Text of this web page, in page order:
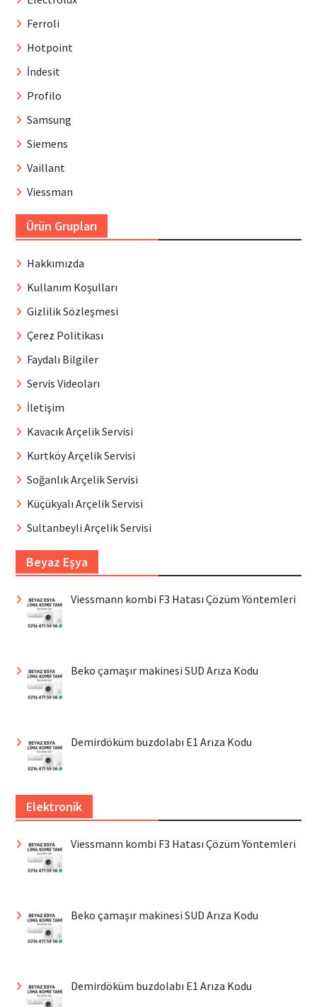
Ferroli
Hotpoint
İndesit
Profilo
Samsung
Siemens
Vaillant
Viessman
Ürün Grupları
Hakkımızda
Kullanım Koşulları
Gizlilik Sözleşmesi
Çerez Politikası
Faydalı Bilgiler
Servis Videoları
İletişim
Kavacık Arçelik Servisi
Kurtköy Arçelik Servisi
Soğanlık Arçelik Servisi
Küçükyalı Arçelik Servisi
Sultanbeyli Arçelik Servisi
Beyaz Eşya
Viessmann kombi F3 Hatası Çözüm Yöntemleri
Beko çamaşır makinesi SUD Arıza Kodu
Demirdöküm buzdolabı E1 Arıza Kodu
Elektronik
Viessmann kombi F3 Hatası Çözüm Yöntemleri
Beko çamaşır makinesi SUD Arıza Kodu
Demirdöküm buzdolabı E1 Arıza Kodu